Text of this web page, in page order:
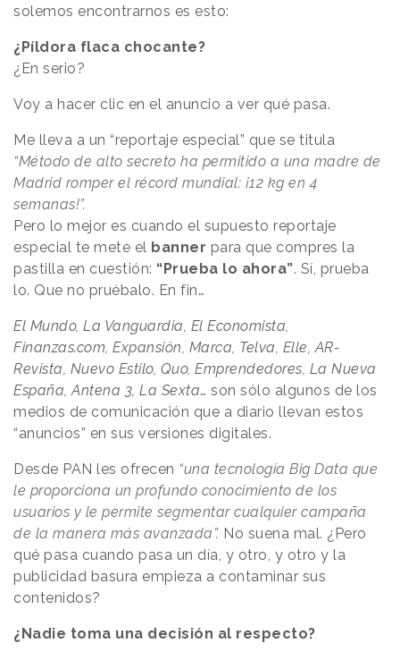
solemos encontrarnos es esto:
¿Píldora flaca chocante?
¿En serio?
Voy a hacer clic en el anuncio a ver qué pasa.
Me lleva a un “reportaje especial” que se titula
“Método de alto secreto ha permitido a una madre de
Madrid romper el récord mundial: ¡12 kg en 4
semanas!”.
Pero lo mejor es cuando el supuesto reportaje
especial te mete el banner para que compres la
pastilla en cuestión: “Prueba lo ahora”. Sí, prueba
lo. Que no pruébalo. En fin…
El Mundo, La Vanguardia, El Economista,
Finanzas.com, Expansión, Marca, Telva, Elle, AR-
Revista, Nuevo Estilo, Quo, Emprendedores, La Nueva
España, Antena 3, La Sexta… son sólo algunos de los
medios de comunicación que a diario llevan estos
“anuncios” en sus versiones digitales.
Desde PAN les ofrecen “una tecnología Big Data que
le proporciona un profundo conocimiento de los
usuarios y le permite segmentar cualquier campaña
de la manera más avanzada”. No suena mal. ¿Pero
qué pasa cuando pasa un día, y otro, y otro y la
publicidad basura empieza a contaminar sus
contenidos?
¿Nadie toma una decisión al respecto?